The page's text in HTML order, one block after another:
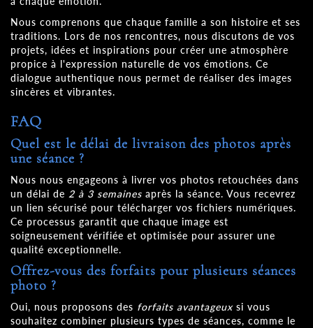
Nous comprenons que chaque famille a son histoire et ses
traditions. Lors de nos rencontres, nous discutons de vos
projets, idées et inspirations pour créer une atmosphère
propice à l'expression naturelle de vos émotions. Ce
dialogue authentique nous permet de réaliser des images
sincères et vibrantes.
FAQ
Quel est le délai de livraison des photos après
une séance ?
Nous nous engageons à livrer vos photos retouchées dans
un délai de 2 à 3 semaines après la séance. Vous recevrez
un lien sécurisé pour télécharger vos fichiers numériques.
Ce processus garantit que chaque image est
soigneusement vérifiée et optimisée pour assurer une
qualité exceptionnelle.
Offrez-vous des forfaits pour plusieurs séances
photo ?
Oui, nous proposons des forfaits avantageuxsi vous
souhaitez combiner plusieurs types de séances, comme le